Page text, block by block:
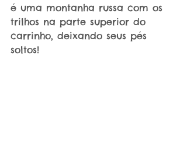
é uma montanha russa com os
trilhos na parte superior do
carrinho, deixando seus pés
soltos!